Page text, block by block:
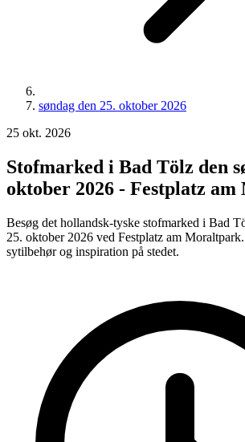
søndag den 25. oktober 2026
25 okt. 2026
Stofmarked i Bad Tölz den
oktober 2026 - Festplatz
Besøg det hollandsk-tyske stofmarked i Bad
25. oktober 2026 ved Festplatz am
sytilbehør og inspiration på stedet.